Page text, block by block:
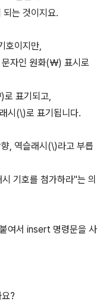
되는 것이지요.
호이지만,
자인 원화(￦) 표시로
)로 표기되고,
시(\)로 표기됩니다.
, 역슬래시(\)라고 부릅
기호를 첨가하라"는 의
여서 insert 명령문을 사
?